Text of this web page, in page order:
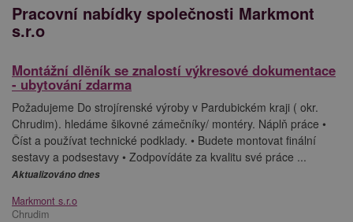
Pracovní nabídky společnosti Markmont
s.r.o
Montážní dlěník se znalostí výkresové dokumentace
- ubytování zdarma
Požadujeme Do strojírenské výroby v Pardubickém kraji ( okr.
Chrudim). hledáme šikovné zámečníky/ montéry. Náplň práce •
Číst a používat technické podklady. • Budete montovat finální
sestavy a podsestavy • Zodpovídáte za kvalitu své práce ...
Aktualizováno dnes
Markmont s.r.o
Chrudim